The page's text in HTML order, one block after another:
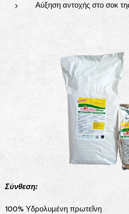
Αύξηση αντοχής στο σοκ
Σύνθεση:
100% Υδρολυμένη πρωτεΐνη